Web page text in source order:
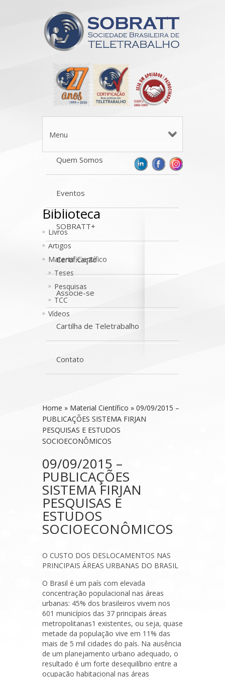
Quem Somos
Eventos
SOBRATT+
Certificação
Associe-se
Cartilha de Teletrabalho
Contato
Menu
Biblioteca
Livros
Artigos
Material Científico
Teses
Pesquisas
TCC
Vídeos
Home » Material Científico » 09/09/2015 –
PUBLICAÇÕES SISTEMA FIRJAN
PESQUISAS E ESTUDOS
SOCIOECONÔMICOS
09/09/2015 –
PUBLICAÇÕES
SISTEMA FIRJAN
PESQUISAS E
ESTUDOS
SOCIOECONÔMICOS
O CUSTO DOS DESLOCAMENTOS NAS
PRINCIPAIS ÁREAS URBANAS DO BRASIL
O Brasil é um país com elevada
concentração populacional nas áreas
urbanas: 45% dos brasileiros vivem nos
601 municípios das 37 principais áreas
metropolitanas1 existentes, ou seja, quase
metade da população vive em 11% das
mais de 5 mil cidades do país. Na ausência
de um planejamento urbano adequado, o
resultado é um forte desequilíbrio entre a
ocupação habitacional nas áreas